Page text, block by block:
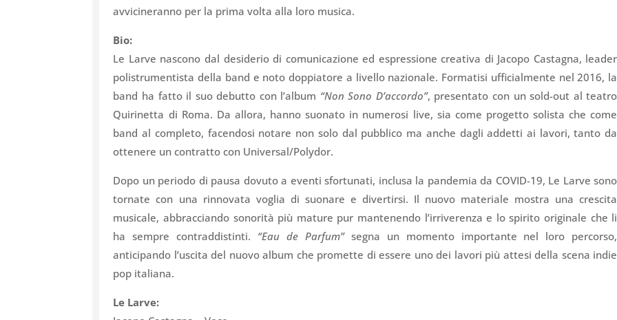
avvicineranno per la prima volta alla loro musica.
Bio:
Le Larve nascono dal desiderio di comunicazione ed espressione creativa di Jacopo Castagna, leader
polistrumentista della band e noto doppiatore a livello nazionale. Formatisi ufficialmente nel 2016, la
band ha fatto il suo debutto con l’album “Non Sono D’accordo”, presentato con un sold-out al teatro
Quirinetta di Roma. Da allora, hanno suonato in numerosi live, sia come progetto solista che come
band al completo, facendosi notare non solo dal pubblico ma anche dagli addetti ai lavori, tanto da
ottenere un contratto con Universal/Polydor.
Dopo un periodo di pausa dovuto a eventi sfortunati, inclusa la pandemia da COVID-19, Le Larve sono
tornate con una rinnovata voglia di suonare e divertirsi. Il nuovo materiale mostra una crescita
musicale, abbracciando sonorità più mature pur mantenendo l’irriverenza e lo spirito originale che li
ha sempre contraddistinti. “Eau de Parfum”segna un momento importante nel loro percorso,
anticipando l’uscita del nuovo album che promette di essere uno dei lavori più attesi della scena indie
pop italiana.
Le Larve: